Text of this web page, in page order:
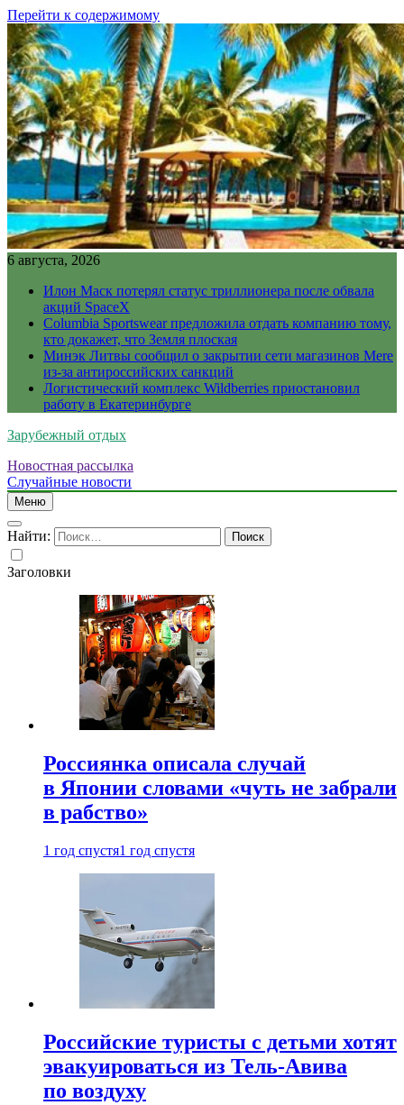
Перейти к содержимому
6 августа, 2026
Илон Маск потерял статус триллионера после обвала
акций SpaceX
Columbia Sportswear предложила отдать компанию тому,
кто докажет, что Земля плоская
Минэк Литвы сообщил о закрытии сети магазинов Mere
из-за антироссийских санкций
Логистический комплекс Wildberries приостановил
работу в Екатеринбурге
Зарубежный отдых
Новостная рассылка
Случайные новости
Меню
Найти:
Заголовки
Россиянка описала случай
в Японии словами «чуть не забрали
в рабство»
1 год спустя1 год спустя
Российские туристы с детьми хотят
эвакуироваться из Тель-Авива
по воздуху